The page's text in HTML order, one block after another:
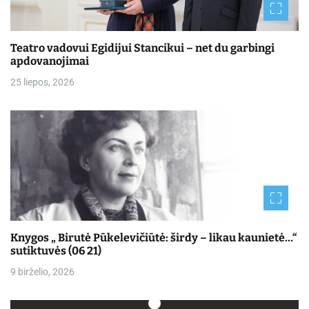
Teatro vadovui Egidijui Stancikui – net du garbingi
apdovanojimai
25 liepos, 2026
Knygos „ Birutė Pūkelevičiūtė: širdy – likau kaunietė…“
sutiktuvės (06 21)
9 birželio, 2026